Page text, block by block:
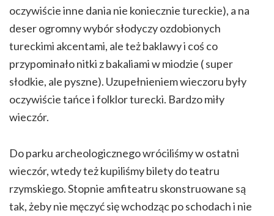
oczywiście inne dania nie koniecznie tureckie), a na
deser ogromny wybór słodyczy ozdobionych
tureckimi akcentami, ale też baklawy i coś co
przypominało nitki z bakaliami w miodzie ( super
słodkie, ale pyszne). Uzupełnieniem wieczoru były
oczywiście tańce i folklor turecki. Bardzo miły
wieczór.
Do parku archeologicznego wróciliśmy w ostatni
wieczór, wtedy też kupiliśmy bilety do teatru
rzymskiego. Stopnie amfiteatru skonstruowane są
tak, żeby nie męczyć się wchodząc po schodach i nie